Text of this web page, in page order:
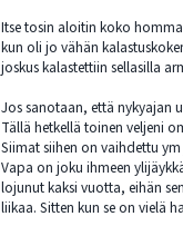
Itse tosin aloitin koko
kun oli jo vähän
joskus kalastettiin sellasilla
Jos sanotaan, että nykyajan
Tällä hetkellä toinen veljeni
Siimat siihen on vaihdettu
Vapa on joku ihmeen
lojunut kaksi vuotta, eihän
liikaa. Sitten kun se on vielä